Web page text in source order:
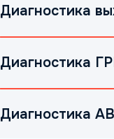
Диагностика
Диагностика
Диагностика